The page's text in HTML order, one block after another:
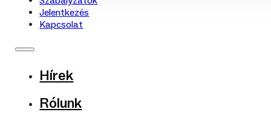
Jelentkezés
Kapcsolat
Hírek
Rólunk